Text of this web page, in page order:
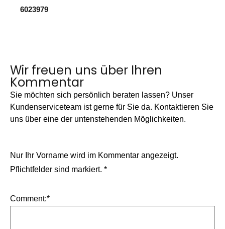
6023979
Wir freuen uns über Ihren
Kommentar
Sie möchten sich persönlich beraten lassen? Unser
Kundenserviceteam ist gerne für Sie da. Kontaktieren Sie
uns über eine der untenstehenden Möglichkeiten.
Nur Ihr Vorname wird im Kommentar angezeigt.
Pflichtfelder sind markiert. *
Comment:*